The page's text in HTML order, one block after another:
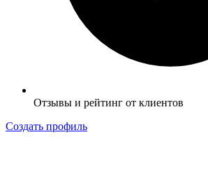
Отзывы и рейтинг от клиентов
Создать профиль